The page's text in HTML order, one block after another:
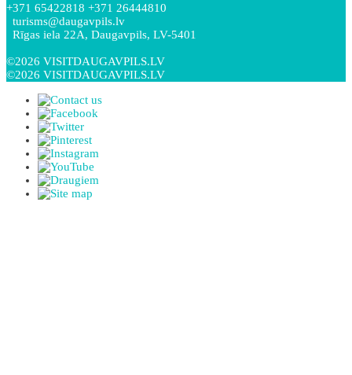
+371 65422818 +371 26444810
turisms@daugavpils.lv
Rīgas iela 22A, Daugavpils, LV-5401
©2026 VISITDAUGAVPILS.LV
©2026 VISITDAUGAVPILS.LV